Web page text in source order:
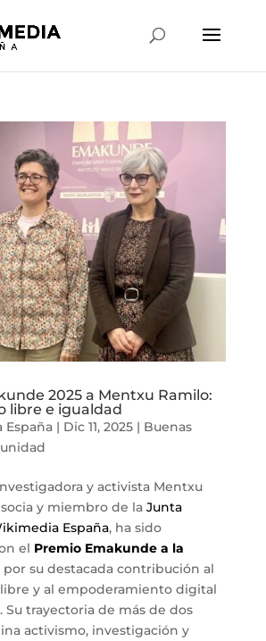
2025 a Mentxu Ramilo:
libre e igualdad
| Dic 11, 2025| Buenas
y activista Mentxu
y miembro de la Junta
España, ha sido
el Premio Emakunde a la
por su destacada contribución al
y al empoderamiento digital
Su trayectoria de más de dos
activismo, investigación y